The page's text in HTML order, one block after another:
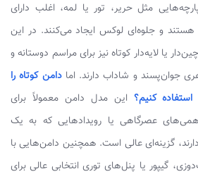
مثل حریر، تور یا لمه، اغلب دارای
هستند و جلوه‌ای لوکس ایجاد می‌کنند. در این
یا لایه‌دار کوتاه نیز برای مراسم دوستانه و
جوان‌پسند و شاداب دارند. امادامن کوتاه را
کنیم؟ این مدل دامن معمولاً برای
عصرگاهی یا رویدادهایی که به یک
گزینه‌ای عالی است. همچنین دامن‌هایی با
گیپور یا پنل‌های توری انتخابی عالی برای